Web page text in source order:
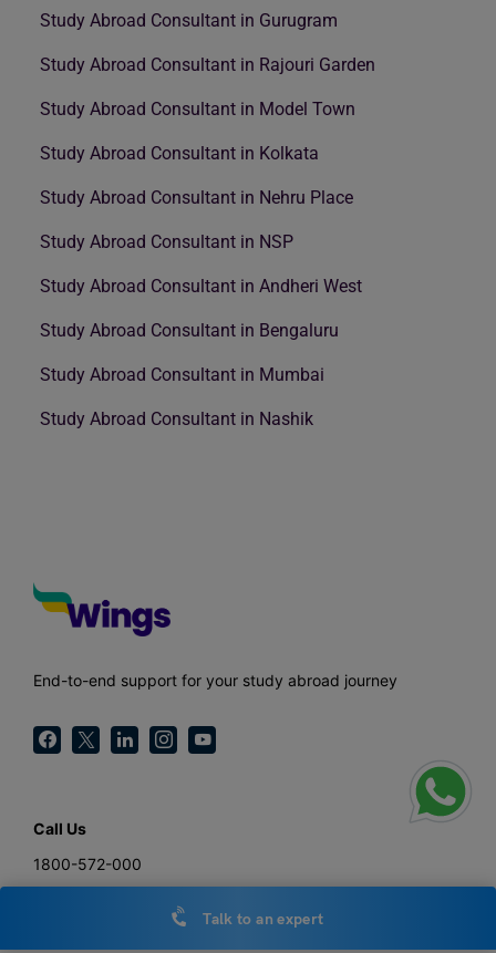
Study Abroad Consultant in Gurugram
Study Abroad Consultant in Rajouri Garden
Study Abroad Consultant in Model Town
Study Abroad Consultant in Kolkata
Study Abroad Consultant in Nehru Place
Study Abroad Consultant in NSP
Study Abroad Consultant in Andheri West
Study Abroad Consultant in Bengaluru
Study Abroad Consultant in Mumbai
Study Abroad Consultant in Nashik
End-to-end support for your study abroad journey
Call Us
1800-572-000
Talk to an expert